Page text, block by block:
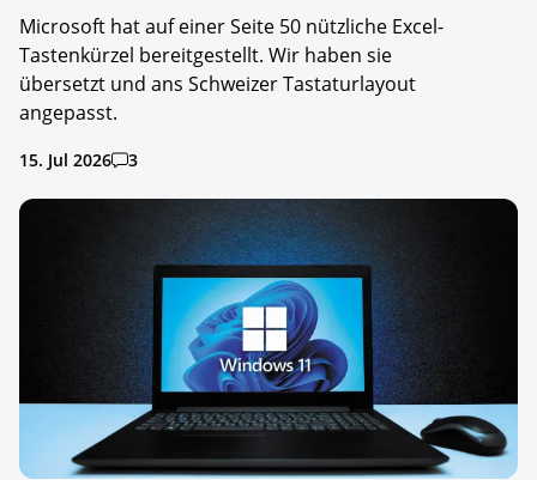
Microsoft hat auf einer Seite 50 nützliche Excel-
Tastenkürzel bereitgestellt. Wir haben sie
übersetzt und ans Schweizer Tastaturlayout
angepasst.
15. Jul 2026 3